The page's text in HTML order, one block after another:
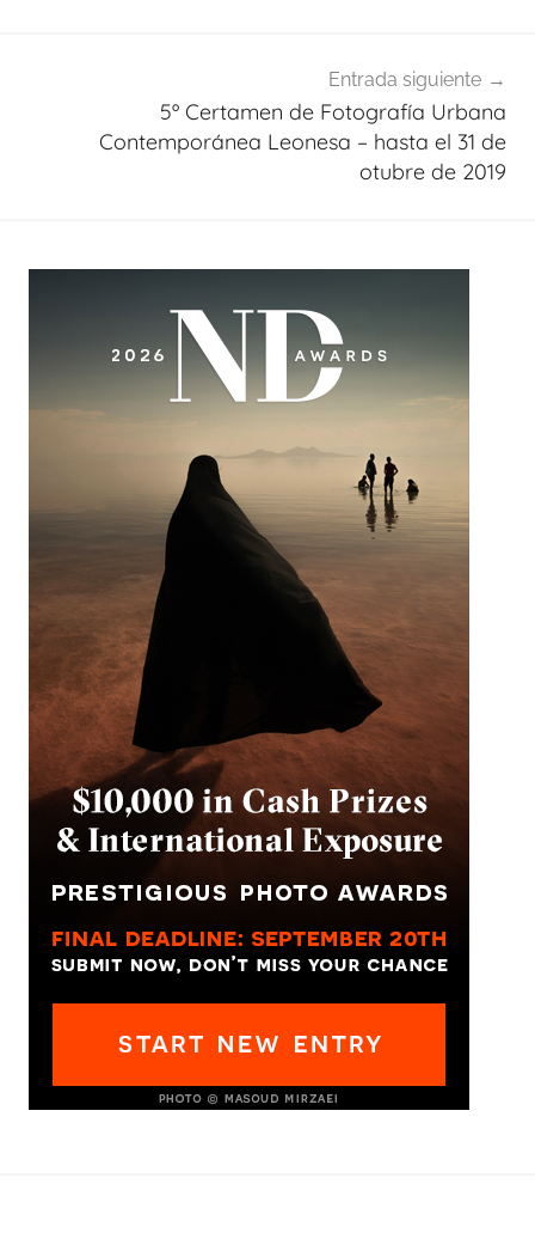
Entrada siguiente
5º Certamen de Fotografía Urbana
Contemporánea Leonesa – hasta el 31 de
otubre de 2019